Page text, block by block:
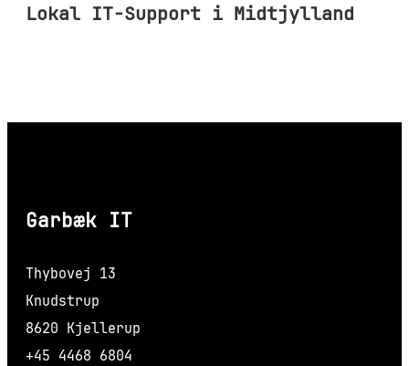
Lokal IT-Support i Midtjylland
Garbæk IT
Thybovej 13
Knudstrup
8620 Kjellerup
+45 4468 6804